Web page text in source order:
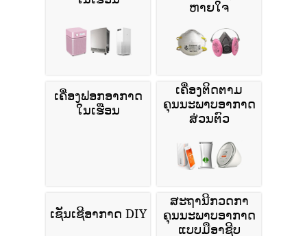
ຫາຍໃຈ
ເຄື່ອງຟອກອາກາດ
ໃນເຮືອນ
ເຄື່ອງຕິດຕາມ
ຄຸນນະພາບອາກາດ
ສ່ວນຕົວ
ເຊັນເຊີອາກາດ DIY
ສະຖານີກວດກາ
ຄຸນນະພາບອາກາດ
ແບບມືອາຊີບ